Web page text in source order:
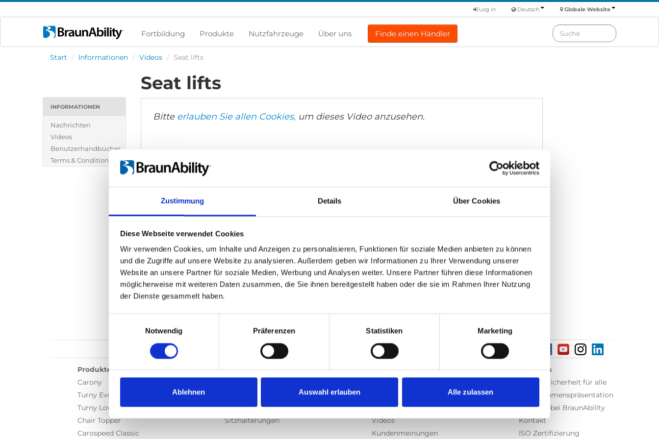
Zustimmung Details Über Cookies
Diese Webseite verwendet Cookies
Wir verwenden Cookies, um Inhalte und Anzeigen zu personalisieren, Funktionen für soziale Medien anbieten zu können
und die Zugriffe auf unsere Website zu analysieren. Außerdem geben wir Informationen zu Ihrer Verwendung unserer
Website an unsere Partner für soziale Medien, Werbung und Analysen weiter. Unsere Partner führen diese Informationen
möglicherweise mit weiteren Daten zusammen, die Sie ihnen bereitgestellt haben oder die sie im Rahmen Ihrer Nutzung
der Dienste gesammelt haben.
Notwendig
Präferenzen Statistiken Marketing
Ablehnen Auswahl erlauben Alle zulassen
Globale Website
Deutsch
Log in
Fortbildung Produkte Nutzfahrzeuge Über uns Finde einen Händler
Start / Informationen / Videos / Seat lifts
INFORMATIONEN
Nachrichten
Videos
Benutzerhandbücher
Terms & Conditions
Seat lifts
Bitte erlauben Sie allen Cookies, um dieses Video anzusehen.
Produkte
Carony
Turny Evo
Turny Low Vehicle
Chair Topper
Carospeed Classic
Produkte
Schienen
Sitzhalterungen
Informationen
Benutzerhandbücher
Videos
Kundenmeinungen
Über uns
Gleiche Sicherheit für alle
Unternehmenspräsentation
Arbeiten bei BraunAbility
Kontakt
ISO Zertifizierung